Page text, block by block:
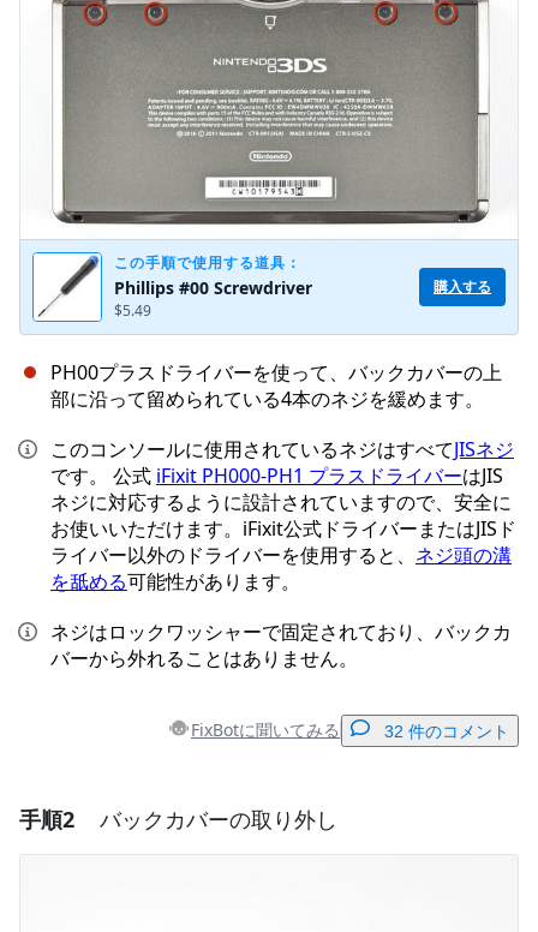
この手順で使用する道具：
Phillips #00 Screwdriver
$5.49
購入する
PH00プラスドライバーを使って、バックカバーの上
部に沿って留められている4本のネジを緩めます。
このコンソールに使用されているネジはすべてJISネジ
です。 公式 iFixit PH000-PH1 プラスドライバーはJIS
ネジに対応するように設計されていますので、安全に
お使いいただけます。iFixit公式ドライバーまたはJISド
ライバー以外のドライバーを使用すると、 ネジ頭の溝
を舐める可能性があります。
ネジはロックワッシャーで固定されており、バックカ
バーから外れることはありません。
FixBotに聞いてみる 32 件のコメント
コメントを追加
手順2 バックカバーの取り外し